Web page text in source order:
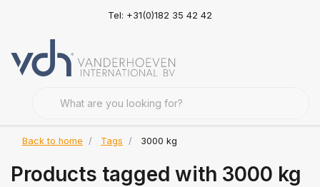
Tel: +31(0)182 35 42 42
Back to home Tags 3000 kg
Products tagged with 3000 kg